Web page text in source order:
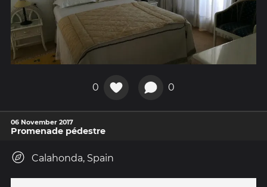
0 0
06 November 2017
Promenade pédestre
Calahonda, Spain